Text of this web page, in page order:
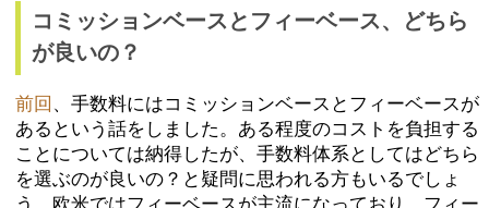
コミッションベースとフィーベース、どちら
が良いの？
前回 、手数料にはコミッションベースとフィーベースが
あるという話をしました。ある程度のコストを負担する
ことについては納得したが、手数料体系としてはどちら
を選ぶのが良いの？と疑問に思われる方もいるでしょ